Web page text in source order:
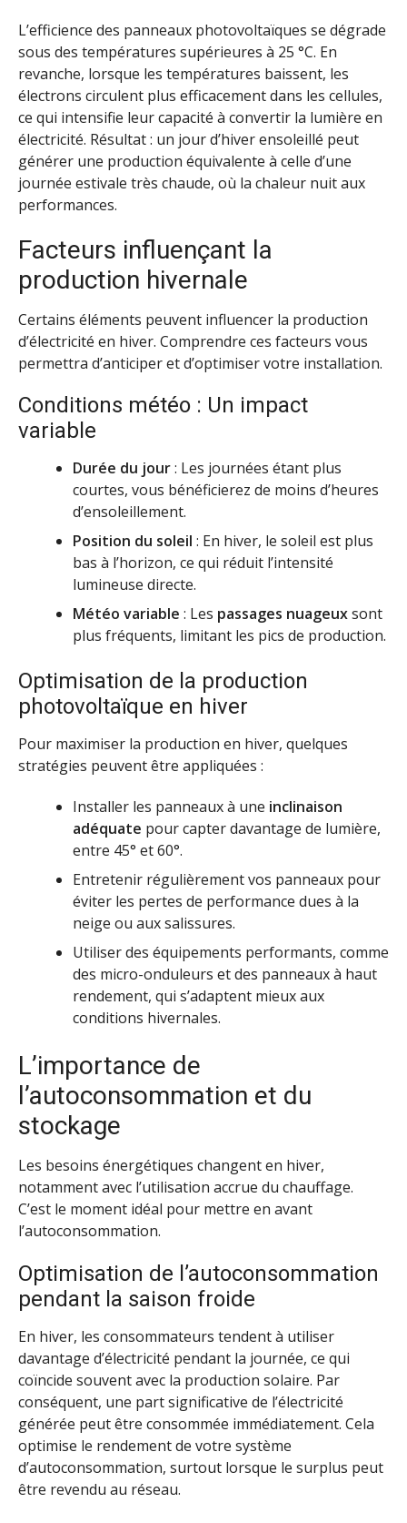
L’efficience des panneaux photovoltaïques se dégrade
sous des températures supérieures à 25 °C. En
revanche, lorsque les températures baissent, les
électrons circulent plus efficacement dans les cellules,
ce qui intensifie leur capacité à convertir la lumière en
électricité. Résultat : un jour d’hiver ensoleillé peut
générer une production équivalente à celle d’une
journée estivale très chaude, où la chaleur nuit aux
performances.
Facteurs influençant la
production hivernale
Certains éléments peuvent influencer la production
d’électricité en hiver. Comprendre ces facteurs vous
permettra d’anticiper et d’optimiser votre installation.
Conditions météo : Un impact
variable
Durée du jour: Les journées étant plus
courtes, vous bénéficierez de moins d’heures
d’ensoleillement.
Position du soleil : En hiver, le soleil est plus
bas à l’horizon, ce qui réduit l’intensité
lumineuse directe.
Météo variable : Les passages nuageuxsont
plus fréquents, limitant les pics de production.
Optimisation de la production
photovoltaïque en hiver
Pour maximiser la production en hiver, quelques
stratégies peuvent être appliquées :
Installer les panneaux à une inclinaison
adéquate pour capter davantage de lumière,
entre 45° et 60°.
Entretenir régulièrement vos panneaux pour
éviter les pertes de performance dues à la
neige ou aux salissures.
Utiliser des équipements performants, comme
des micro-onduleurs et des panneaux à haut
rendement, qui s’adaptent mieux aux
conditions hivernales.
L’importance de
l’autoconsommation et du
stockage
Les besoins énergétiques changent en hiver,
notamment avec l’utilisation accrue du chauffage.
C’est le moment idéal pour mettre en avant
l’autoconsommation.
Optimisation de l’autoconsommation
pendant la saison froide
En hiver, les consommateurs tendent à utiliser
davantage d’électricité pendant la journée, ce qui
coïncide souvent avec la production solaire. Par
conséquent, une part significative de l’électricité
générée peut être consommée immédiatement. Cela
optimise le rendement de votre système
d’autoconsommation, surtout lorsque le surplus peut
être revendu au réseau.